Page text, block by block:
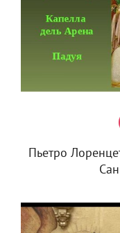
Пьетро